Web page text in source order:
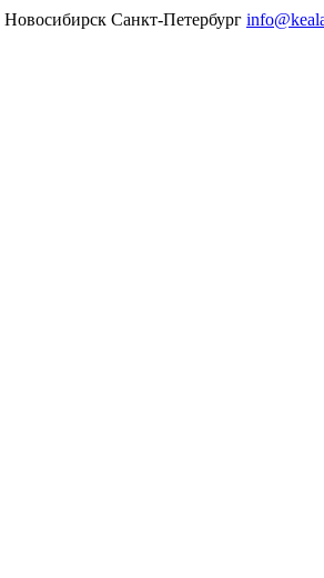
Новосибирск Санкт-Петербург